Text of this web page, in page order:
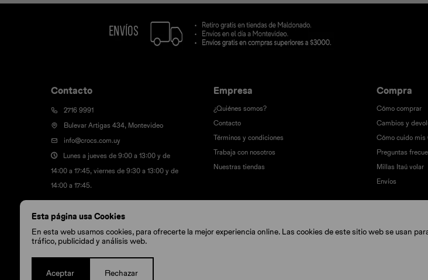
Esta página usa Cookies
En esta web usamos cookies, para ofrecerte la mejor experiencia online. Las cookies de este sitio web se usan
tráfico, publicidad y análisis web.
Aceptar Rechazar
Contacto
2716 9991
Bulevar Artigas 434, Montevideo
info@crocs.com.uy
Lunes a jueves de 9:00 a 13:00 y de
14:00 a 17:45, viernes de 9:30 a 13:00 y de
14:00 a 17:45.
Empresa
¿Quiénes somos?
Contacto
Términos y condiciones
Trabaja con nosotros
Nuestras tiendas
Compra
Cómo comprar
Cambios y
Cómo cuido mis
Preguntas
Millas Itaú volar
Envíos